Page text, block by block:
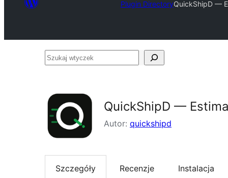
Plugin DirectoryQuickShipD —
Szukaj
QuickShipD —
Autor: quickshipd
Szczegóły Recenzje Instalacja